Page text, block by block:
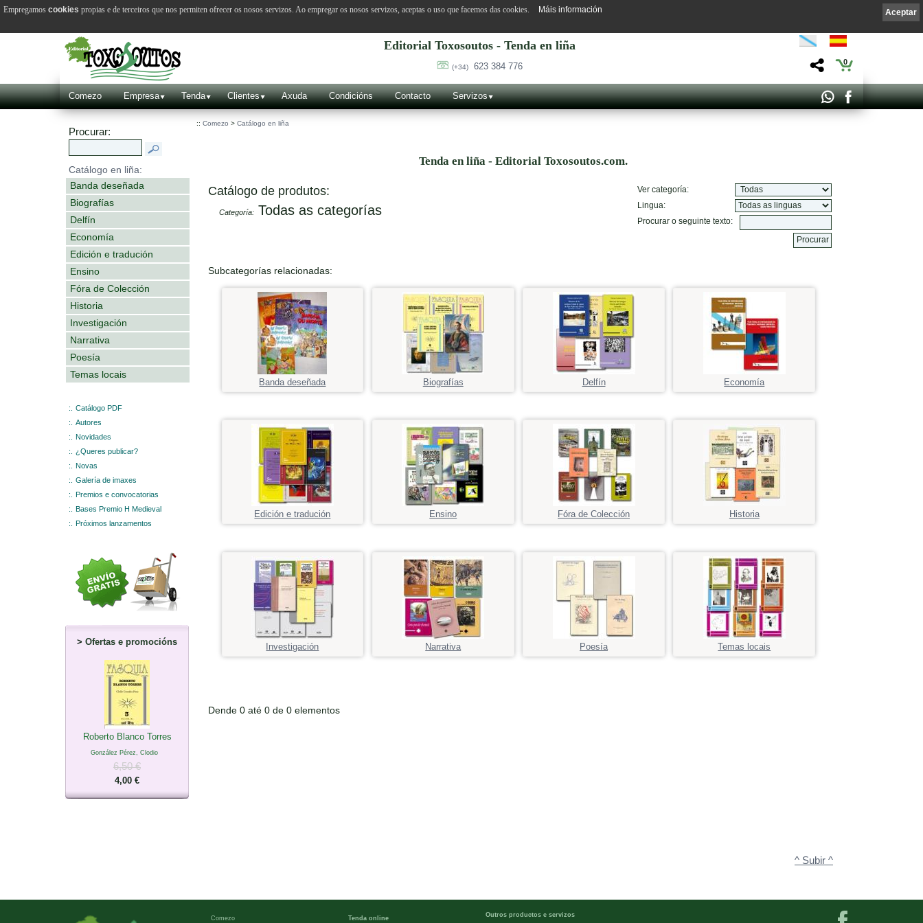
Editorial Toxosoutos - Tenda en liña
(+34) 623 384 776 0
Comezo Empresa Tenda Clientes Axuda Condicións Contacto Servizos
Procurar:
Catálogo en liña:
Banda deseñada
Biografías
Delfín
Economía
Edición e tradución
Ensino
Fóra de Colección
Historia
Investigación
Narrativa
Poesía
Temas locais
:.
Catálogo PDF
:.
Autores
:.
Novidades
:.
¿Queres publicar?
:.
Novas
:.
Galería de imaxes
:.
Premios e convocatorias
:.
Bases Premio H Medieval
:.
Próximos lanzamentos
> Ofertas e promocións
Roberto Blanco Torres
González Pérez, Clodio
6,50 €
4,00 €
:: Comezo > Catálogo en liña
Tenda en liña - Editorial Toxosoutos.com.
Catálogo de produtos:
Categoría: Todas as categorías
Ver categoría:
Lingua:
Procurar o seguinte texto:
Subcategorías relacionadas:
Banda deseñada Biografías Delfín Economía
Edición e tradución Ensino Fóra de Colección Historia
Investigación Narrativa Poesía Temas locais
Dende 0 até 0 de 0 elementos
^ Subir ^
Comezo Tenda online Outros productos e servizos
Aceptar
Empregamos cookies propias e de terceiros que nos permiten ofrecer os nosos servizos. Ao empregar os nosos servizos, aceptas o uso que facemos das cookies. Máis información